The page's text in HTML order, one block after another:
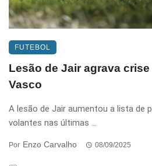
FUTEBOL
Lesão de Jair agrava
Vasco
A lesão de Jair aumentou a lista de
volantes nas últimas ...
Por Enzo Carvalho 08/09/2025